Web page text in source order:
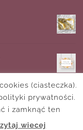
(ciasteczka).
prywatności.
i zamknąć ten
wiecej